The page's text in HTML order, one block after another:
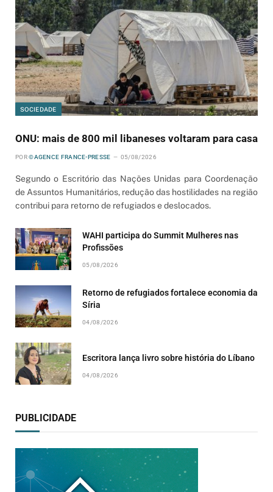
SOCIEDADE
ONU: mais de 800 mil libaneses voltaram para casa
POR ©AGENCE FRANCE-PRESSE 05/08/2026
Segundo o Escritório das Nações Unidas para Coordenação
de Assuntos Humanitários, redução das hostilidades na região
contribui para retorno de refugiados e deslocados.
WAHI participa do Summit Mulheres nas
Profissões
05/08/2026
Retorno de refugiados fortalece economia da
Síria
04/08/2026
Escritora lança livro sobre história do Líbano
04/08/2026
PUBLICIDADE